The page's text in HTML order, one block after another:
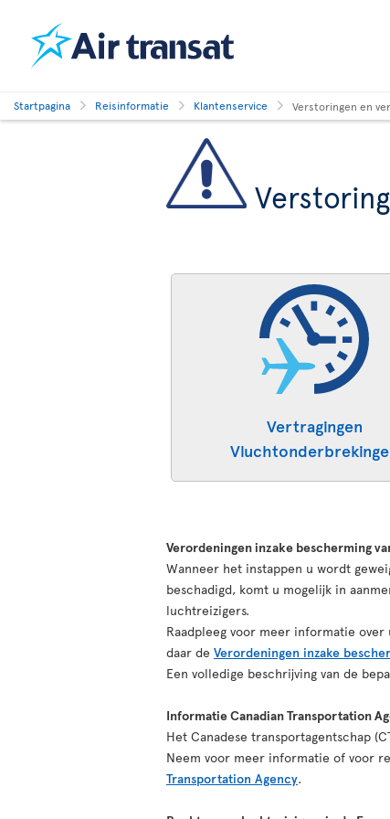
Startpagina Reisinformatie Klantenservice Verstoringen en
Vertragingen
Verordeningen inzake bescherming
Wanneer het instappen u wordt
beschadigd, komt u mogelijk in
luchtreizigers.
Raadpleeg voor meer informatie
daar de Verordeningen inzake
Een volledige beschrijving van de
Informatie Canadian Transportation
Het Canadese transportagentschap
Neem voor meer informatie of voor
Transportation Agency.